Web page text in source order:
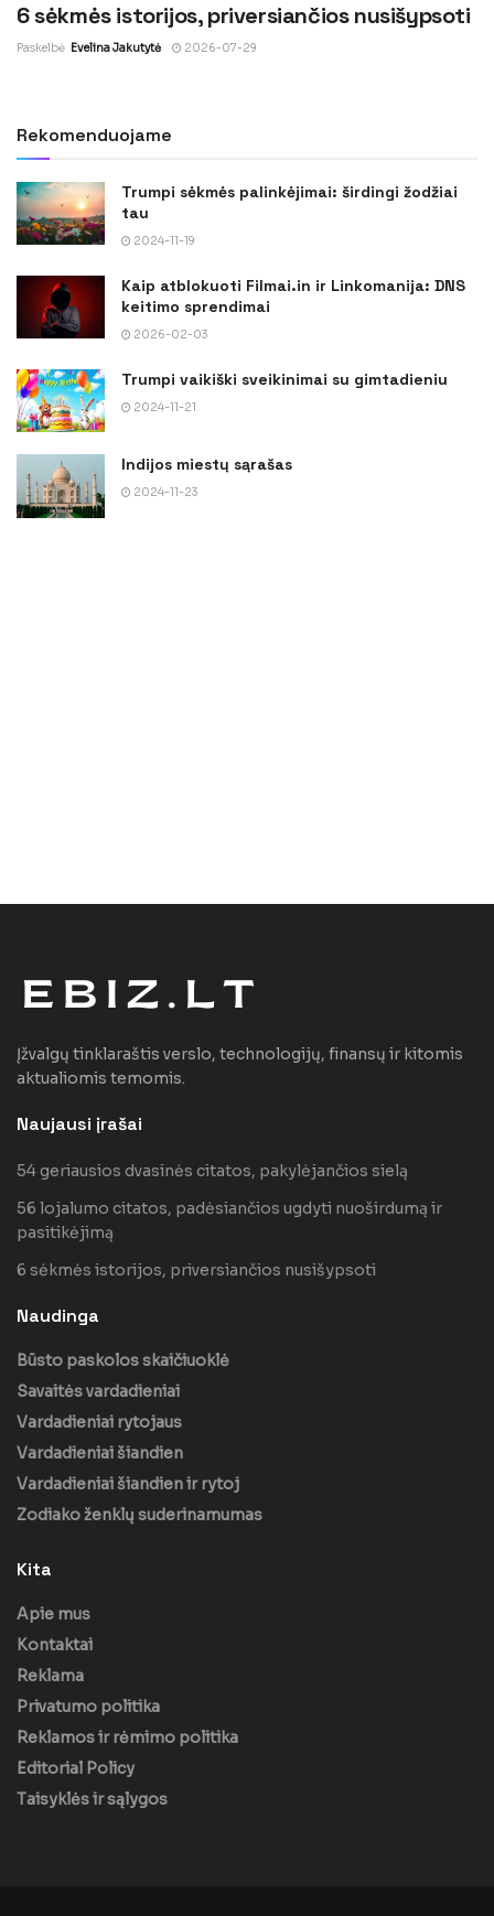
6 sėkmės istorijos, priversiančios nusišypsoti
Paskelbė Evelina Jakutytė 2026-07-29
Rekomenduojame
Trumpi sėkmės palinkėjimai: širdingi žodžiai
tau
2024-11-19
Kaip atblokuoti Filmai.in ir Linkomanija: DNS
keitimo sprendimai
2026-02-03
Trumpi vaikiški sveikinimai su gimtadieniu
2024-11-21
Indijos miestų sąrašas
2024-11-23
Įžvalgų tinklaraštis verslo, technologijų, finansų ir kitomis
aktualiomis temomis.
Naujausi įrašai
54 geriausios dvasinės citatos, pakylėjančios sielą
56 lojalumo citatos, padėsiančios ugdyti nuoširdumą ir
pasitikėjimą
6 sėkmės istorijos, priversiančios nusišypsoti
Naudinga
Būsto paskolos skaičiuoklė
Savaitės vardadieniai
Vardadieniai rytojaus
Vardadieniai šiandien
Vardadieniai šiandien ir rytoj
Zodiako ženklų suderinamumas
Kita
Apie mus
Kontaktai
Reklama
Privatumo politika
Reklamos ir rėmimo politika
Editorial Policy
Taisyklės ir sąlygos